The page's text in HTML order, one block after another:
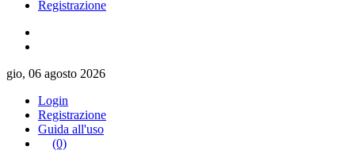
Registrazione
gio, 06 agosto 2026
Login
Registrazione
Guida all'uso
(0)